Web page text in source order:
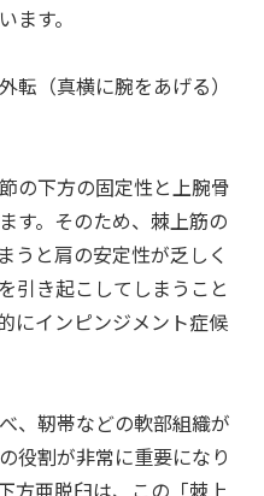
ます。
転（真横に腕をあげる）
の下方の固定性と上腕骨
す。そのため、棘上筋の
うと肩の安定性が乏しく
引き起こしてしまうこと
にインピンジメント症候
、靭帯などの軟部組織が
役割が非常に重要になり
方亜脱臼は、この「棘上